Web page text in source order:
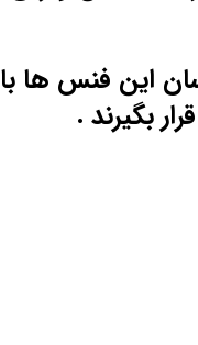
این فنس ها
بگیرند .